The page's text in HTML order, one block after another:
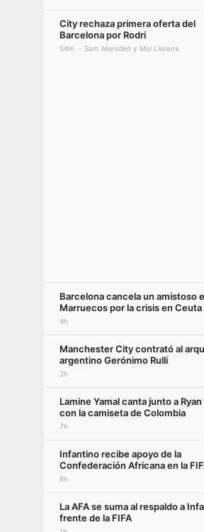
City rechaza primera oferta del
Barcelona por Rodri
54m Sam Marsden y Moi Llorens
Barcelona cancela un amistoso
Marruecos por la crisis en Ceuta
4h
Manchester City contrató al
argentino Gerónimo Rulli
2h
Lamine Yamal canta junto a
con la camiseta de Colombia
7h
Infantino recibe apoyo de la
Confederación Africana en la
8h
La AFA se suma al respaldo a
frente de la FIFA